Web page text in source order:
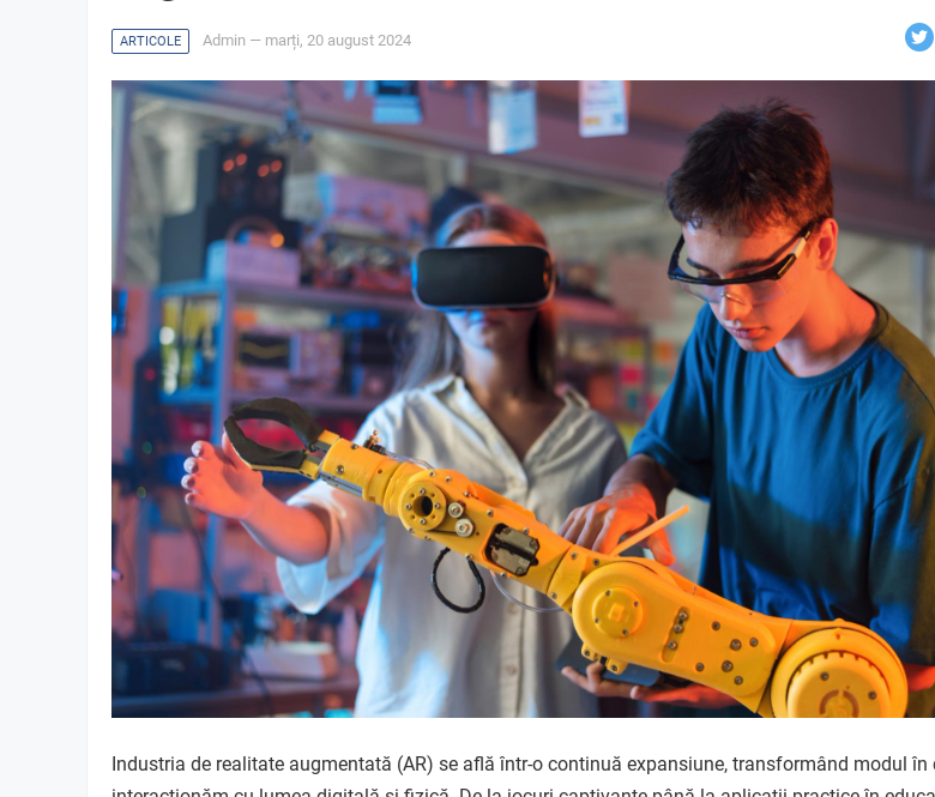
ARTICOLE Admin — marți, 20 august 2024
Industria de realitate augmentată (AR) se află într-o continuă expansiune, transformând modul în